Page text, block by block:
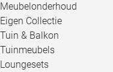
Meubelonderhoud
Eigen Collectie
Tuin & Balkon
Tuinmeubels
Loungesets